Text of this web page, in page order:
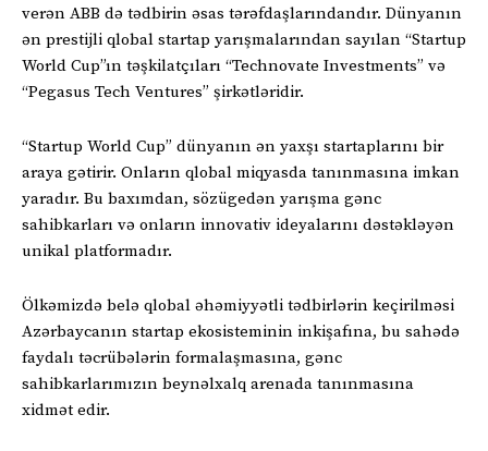
verən ABB də tədbirin əsas tərəfdaşlarındandır. Dünyanın
ən prestijli qlobal startap yarışmalarından sayılan “Startup
World Cup”ın təşkilatçıları “Technovate Investments” və
“Pegasus Tech Ventures” şirkətləridir.
“Startup World Cup” dünyanın ən yaxşı startaplarını bir
araya gətirir. Onların qlobal miqyasda tanınmasına imkan
yaradır. Bu baxımdan, sözügedən yarışma gənc
sahibkarları və onların innovativ ideyalarını dəstəkləyən
unikal platformadır.
Ölkəmizdə belə qlobal əhəmiyyətli tədbirlərin keçirilməsi
Azərbaycanın startap ekosisteminin inkişafına, bu sahədə
faydalı təcrübələrin formalaşmasına, gənc
sahibkarlarımızın beynəlxalq arenada tanınmasına
xidmət edir.